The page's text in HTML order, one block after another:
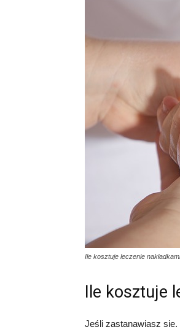
Ile kosztuje leczenie
Ile kosztuje
Jeśli zastanawiasz się,